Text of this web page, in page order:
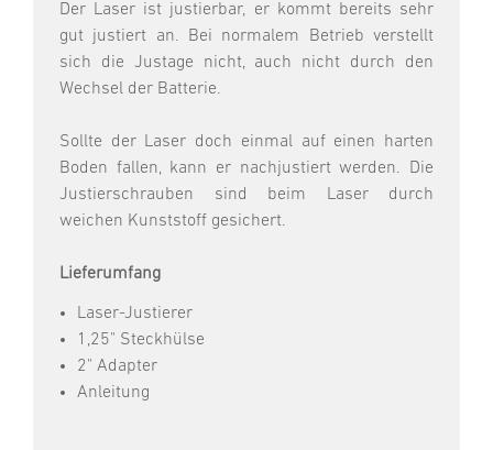
Der Laser ist justierbar, er kommt bereits sehr
gut justiert an. Bei normalem Betrieb verstellt
sich die Justage nicht, auch nicht durch den
Wechsel der Batterie.
Sollte der Laser doch einmal auf einen harten
Boden fallen, kann er nachjustiert werden. Die
Justierschrauben sind beim Laser durch
weichen Kunststoff gesichert.
Lieferumfang
Laser-Justierer
1,25" Steckhülse
2" Adapter
Anleitung